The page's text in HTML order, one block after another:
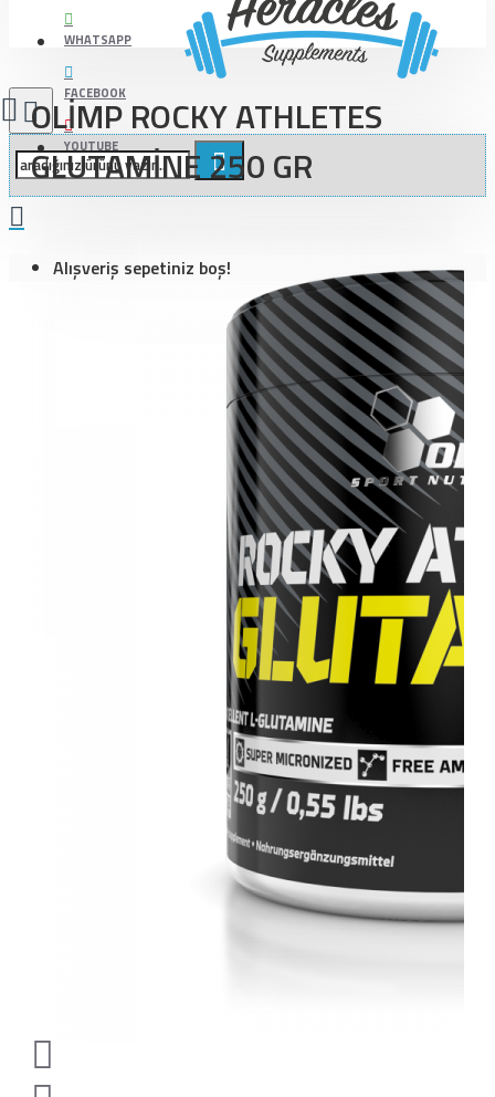
WHATSAPP
FACEBOOK
YOUTUBE
Alışveriş sepetiniz boş!
OLİMP ROCKY ATHLETES
GLUTAMİNE 250 GR